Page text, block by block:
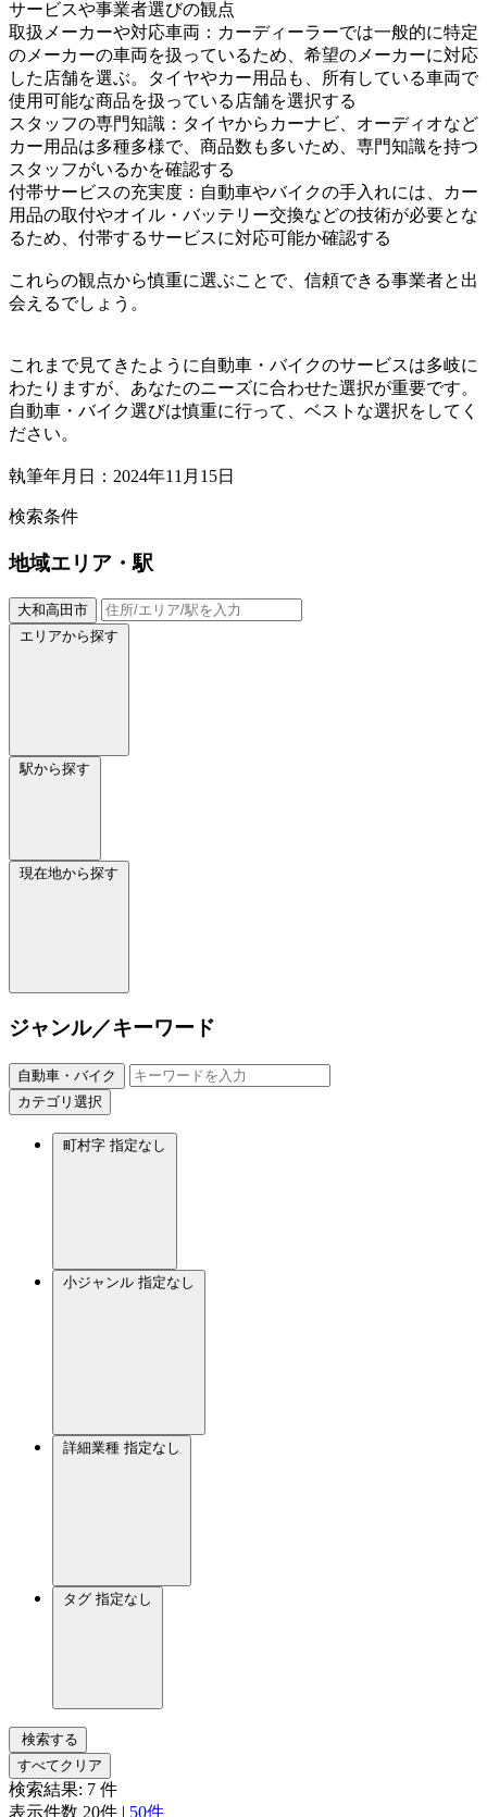
サービスや事業者選びの観点
取扱メーカーや対応車両：カーディーラーでは一般的に特定
のメーカーの車両を扱っているため、希望のメーカーに対応
した店舗を選ぶ。タイヤやカー用品も、所有している車両で
使用可能な商品を扱っている店舗を選択する
スタッフの専門知識：タイヤからカーナビ、オーディオなど
カー用品は多種多様で、商品数も多いため、専門知識を持つ
スタッフがいるかを確認する
付帯サービスの充実度：自動車やバイクの手入れには、カー
用品の取付やオイル・バッテリー交換などの技術が必要とな
るため、付帯するサービスに対応可能か確認する
これらの観点から慎重に選ぶことで、信頼できる事業者と出
会えるでしょう。
これまで見てきたように自動車・バイクのサービスは多岐に
わたりますが、あなたのニーズに合わせた選択が重要です。
自動車・バイク選びは慎重に行って、ベストな選択をしてく
ださい。
執筆年月日：2024年11月15日
検索条件
地域エリア・駅
大和高田市
エリアから探す
駅から探す
現在地から探す
ジャンル／キーワード
自動車・バイク
カテゴリ選択
町村字 指定なし
小ジャンル 指定なし
詳細業種 指定なし
タグ 指定なし
検索する
すべてクリア
検索結果: 7 件
表示件数 20件 | 50件